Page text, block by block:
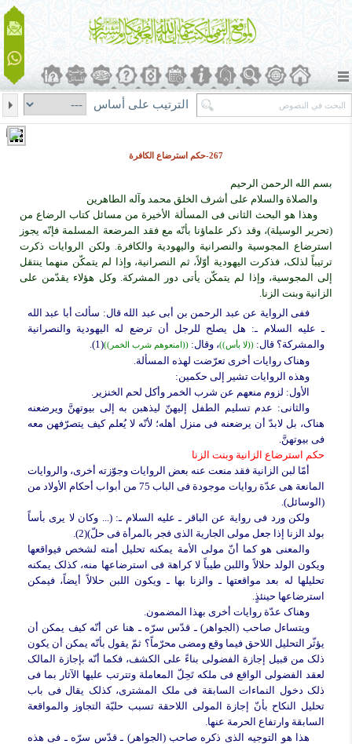
الترتيب على أساس
267-حکم استرضاع الکافرة
بسم الله الرحمن الرحیم
والصلاة والسلام على أشرف الخلق محمد وآله الطاهرین
وهذا هو البحث الثانی فی المسألة الأخیرة من مسائل کتاب الرضاع من
(تحریر الوسیلة)، وقد ذکر علماؤنا بأنّه مع فقد المرضعة المسلمة فإنّه یجوز
استرضاع المجوسیة والنصرانیة والیهودیة والکافرة. ولکن الروایات ذکرت
ترتیباً لذلک، فذکرت الیهودیة أوّلاً، ثم النصرانیة، وإذا لم یتمکّن منهما ینتقل
إلى المجوسیة، وإذا لم یتمکّن یأتی دور المشرکة. وکل هؤلاء یقدّمن على
الزانیة وبنت الزنا.
ففی الروایة عن عبد الرحمن بن أبی عبد الله قال: سألت أبا عبد الله
ـ علیه السلام ـ: هل یصلح للرجل أن ترضع له الیهودیة والنصرانیة
والمشرکة؟ قال: ((لا بأس))، وقال: ((امنعوهم شرب الخمر))(1).
وهناک روایات أخرى تعرّضت لهذه المسألة.
وهذه الروایات تشیر إلى حکمین:
الأول: لزوم منعهم عن شرب الخمر وأکل لحم الخنزیر.
والثانی: عدم تسلیم الطفل إلیهنّ لیذهبن به إلى بیوتهنَّ ویرضعنه
هناک، بل لابدّ أن یرضعنه فی منزل أهله؛ لأنّه لا یُعلم کیف یتصرّفهن معه
فی بیوتهنَّ.
حکم استرضاع الزانیة وبنت الزنا
أمّا لبن الزانیة فقد منعت عنه بعض الروایات وجوّزته أخرى، والروایات
المانعة هی عدّة روایات موجودة فی الباب 75 من أبواب أحکام الأولاد من
(الوسائل).
ولکن ورد فی روایة عن الباقر ـ علیه السلام ـ: (... وکان لا یرى بأساً
بولد الزنا إذا جعل مولى الجاریة الذی فجر بالمرأة فی حلّ)(2).
والمعنى هو کما أنّ مولى الأمة یمکنه تحلیل أمته لشخص فیواقعها
ویکون الولد حلالاً واللبن طیباً لا کراهة فی استرضاعها منه، کذلک یمکنه
تحلیلها له بعد مواقعتها ـ والزنا بها ـ ویکون اللبن حلالاً أیضاً، فیمکن
استرضاعها حینئذٍ.
وهناک عدّة روایات أخرى بهذا المضمون.
ویتساءل صاحب (الجواهر) ـ قدّس سرّه ـ هنا عن أنّه کیف یمکن أن
یؤثّر التحلیل اللاحق فیما وقع ومضى محرّماً؟ ثمّ یقول بأنّه یمکن أن یکون
ذلک من قبیل إجازة الفضولی بناءً على الکشف، فکما أنّه بإجازة المالک
لعقد الفضولی الواقع فی ملکه تَحِلّ المعاملة وتترتب علیها الآثار بما فی
ذلک دخول النماءات السابقة فی ملک المشتری، کذلک یقال فی باب
تحلیل النکاح بأنّ إجازة المولى اللاحقة تسبب حلیّة التجاوز والمواقعة
السابقة وارتفاع الحرمة عنها.
هذا هو التوجیه الذی ذکره صاحب (الجواهر) ـ قدّس سرّه ـ فی هذه